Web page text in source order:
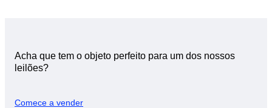
Acha que tem o objeto perfeito para um dos nossos
leilões?
Comece a vender